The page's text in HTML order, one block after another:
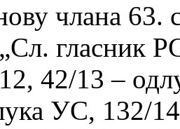
члана 63.
гласник
42/13 –
УС, 132/